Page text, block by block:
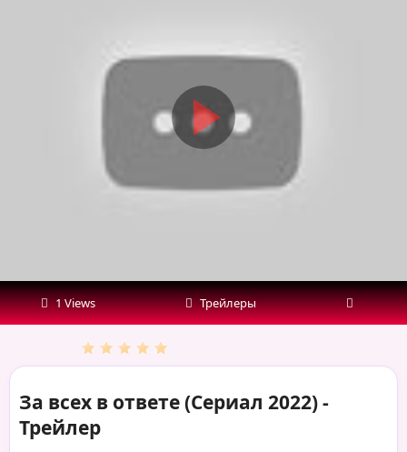
1 Views Трейлеры
За всех в ответе (Сериал 2022) -
Трейлер